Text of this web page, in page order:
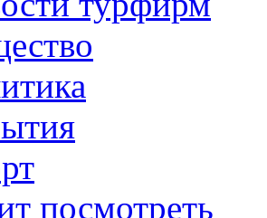
посмотреть